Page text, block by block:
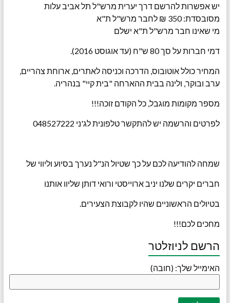
יש אפשרות להרשם דרך יערית מרש"ל תל אביב עלות
מסובסדת: 350 ₪ לחבר מרש"ל ת"א
מי שאינו חבר מרש"ל ת"א ישלם
דמי חברות על סך 80 ש"ח (עד אוגוסט 2016).
המחיר כולל אוטובוס, הדרכה וכניסה לאתרים, ארוחת צהריים,
ערב ובוקר, ולינה בבית ההארחה "בית קיי" בנהריה.
מספר מקומות מוגבל, כל הקודם זוכה!!!
לפרטים והרשמה יש להתקשר טלפונית לג'ני 048527222
שמחה להודיעה לכם על כך שטיול הנ"ל נערך בסיוע וליווי של
חברים יקרים שלנו יניב ארוייסטי ורואי דותן שליוו אותנו
בטיולים הראשוניים שהיו לקבוצת הצעירים.
מחכים לכם!!!
הרשם לניוזלטר
האימייל שלך: (חובה)